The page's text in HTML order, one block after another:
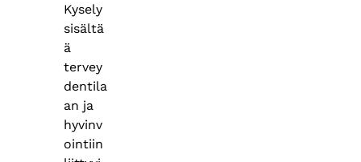
Kysely
sisältä
ä
tervey
dentila
an ja
hyvinv
ointiin